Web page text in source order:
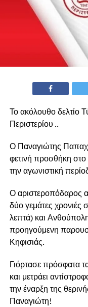
Το ακόλουθο δελτίο
Περιστερίου ..
Ο Παναγιώτης
φετινή προσθήκη
την αγωνιστική
Ο αριστεροπόδαρος
δύο γεμάτες
λεπτά) και
προηγούμενη
Κηφισιάς.
Γιόρτασε πρόσφατα
και μετράει
την έναρξη της
Παναγιώτη!